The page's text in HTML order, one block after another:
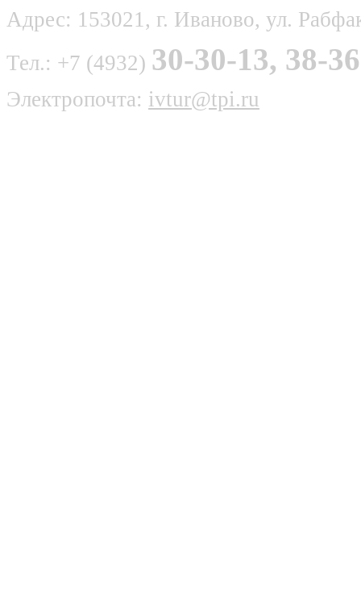
Адрес: 153021, г. Иваново, ул.
Тел.: +7 (4932) 30-30-13, 38-
Электропочта: ivtur@tpi.ru